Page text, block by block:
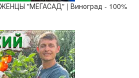
"МЕГАСАД" | Виноград - 100%